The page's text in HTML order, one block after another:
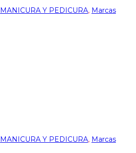
MANICURA Y PEDICURA, Marcas
MANICURA Y PEDICURA, Marcas